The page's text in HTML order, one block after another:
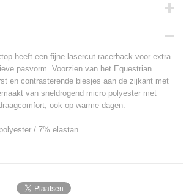
heeft een fijne lasercut racerback voor extra
pasvorm. Voorzien van het Equestrian
en contrasterende biesjes aan de zijkant met
van sneldrogend micro polyester met
ook op warme dagen.
/ 7% elastan.